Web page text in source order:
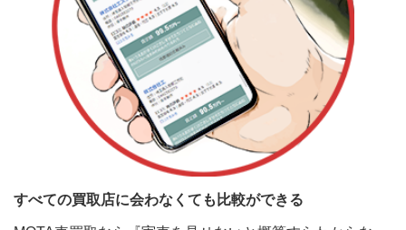
すべての買取店に会わなくても比較ができる